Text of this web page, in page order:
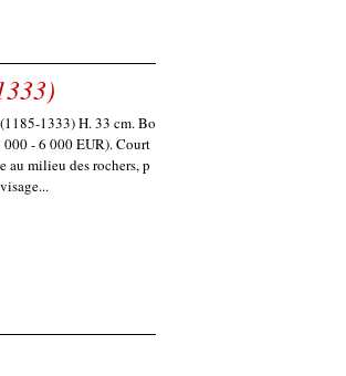
1333) H. 33 cm. Bo
- 6 000 EUR). Court
au milieu des rochers, p